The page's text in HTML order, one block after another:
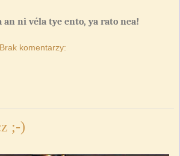
an ni véla tye ento, ya rato nea!
Brak komentarzy:
;-)